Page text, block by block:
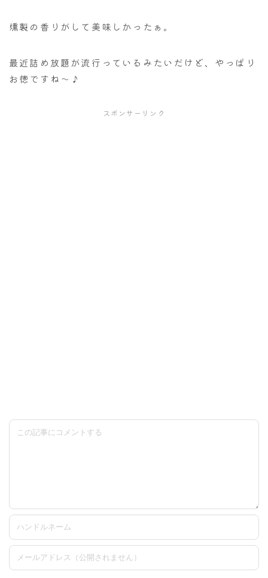
燻製の香りがして美味しかったぁ。
最近詰め放題が流行っているみたいだけど、やっぱり
お徳ですね～♪
スポンサーリンク